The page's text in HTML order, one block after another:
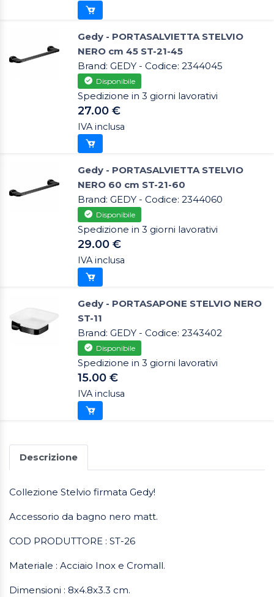
Gedy - PORTASALVIETTA STELVIO
NERO cm 45 ST-21-45
Brand: GEDY - Codice: 2344045
Disponibile
Spedizione in 3 giorni lavorativi
27.00 €
IVA inclusa
Gedy - PORTASALVIETTA STELVIO
NERO 60 cm ST-21-60
Brand: GEDY - Codice: 2344060
Disponibile
Spedizione in 3 giorni lavorativi
29.00 €
IVA inclusa
Gedy - PORTASAPONE STELVIO NERO
ST-11
Brand: GEDY - Codice: 2343402
Disponibile
Spedizione in 3 giorni lavorativi
15.00 €
IVA inclusa
Descrizione
Collezione Stelvio firmata Gedy!
Accessorio da bagno nero matt.
COD PRODUTTORE : ST-26
Materiale : Acciaio Inox e Cromall.
Dimensioni : 8x4.8x3.3 cm.